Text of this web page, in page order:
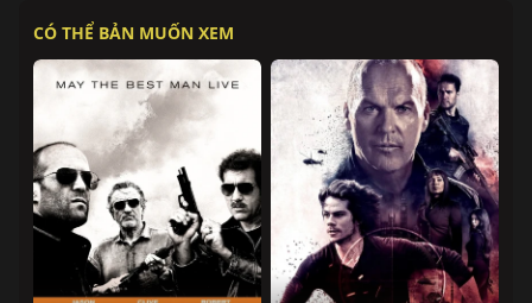
CÓ THỂ BẢN MUỐN XEM